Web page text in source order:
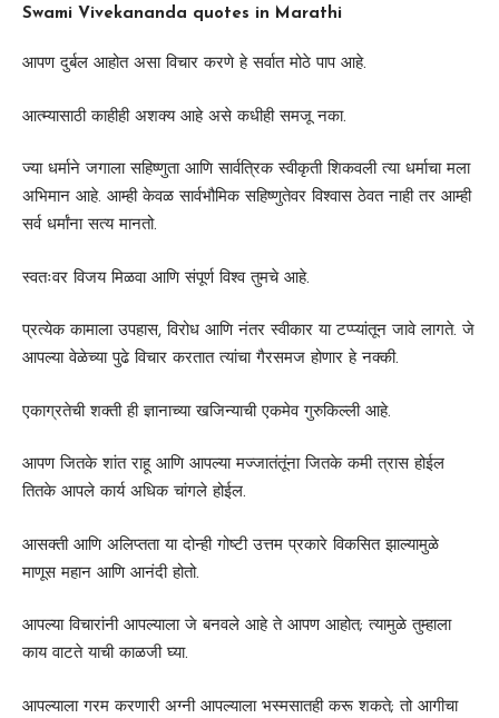
Swami Vivekananda quotes in Marathi
आपण दुर्बल आहोत असा विचार करणे हे सर्वात मोठे पाप आहे.
आत्म्यासाठी काहीही अशक्य आहे असे कधीही समजू नका.
ज्या धर्माने जगाला सहिष्णुता आणि सार्वत्रिक स्वीकृती शिकवली त्या धर्माचा मला
अभिमान आहे. आम्ही केवळ सार्वभौमिक सहिष्णुतेवर विश्वास ठेवत नाही तर आम्ही
सर्व धर्मांना सत्य मानतो.
स्वतःवर विजय मिळवा आणि संपूर्ण विश्व तुमचे आहे.
प्रत्येक कामाला उपहास, विरोध आणि नंतर स्वीकार या टप्प्यांतून जावे लागते. जे
आपल्या वेळेच्या पुढे विचार करतात त्यांचा गैरसमज होणार हे नक्की.
एकाग्रतेची शक्ती ही ज्ञानाच्या खजिन्याची एकमेव गुरुकिल्ली आहे.
आपण जितके शांत राहू आणि आपल्या मज्जातंतूंना जितके कमी त्रास होईल
तितके आपले कार्य अधिक चांगले होईल.
आसक्ती आणि अलिप्तता या दोन्ही गोष्टी उत्तम प्रकारे विकसित झाल्यामुळे
माणूस महान आणि आनंदी होतो.
आपल्या विचारांनी आपल्याला जे बनवले आहे ते आपण आहोत; त्यामुळे तुम्हाला
काय वाटते याची काळजी घ्या.
आपल्याला गरम करणारी अग्नी आपल्याला भस्मसातही करू शकते; तो आगीचा